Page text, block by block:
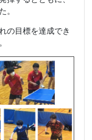
。
の目標を達成でき